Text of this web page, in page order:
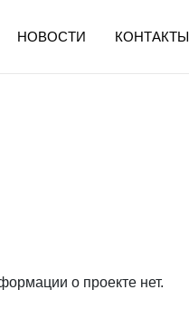
НОВОСТИ КОНТАКТЫ
о проекте нет.